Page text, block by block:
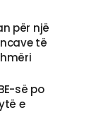
për një
të
së po
e